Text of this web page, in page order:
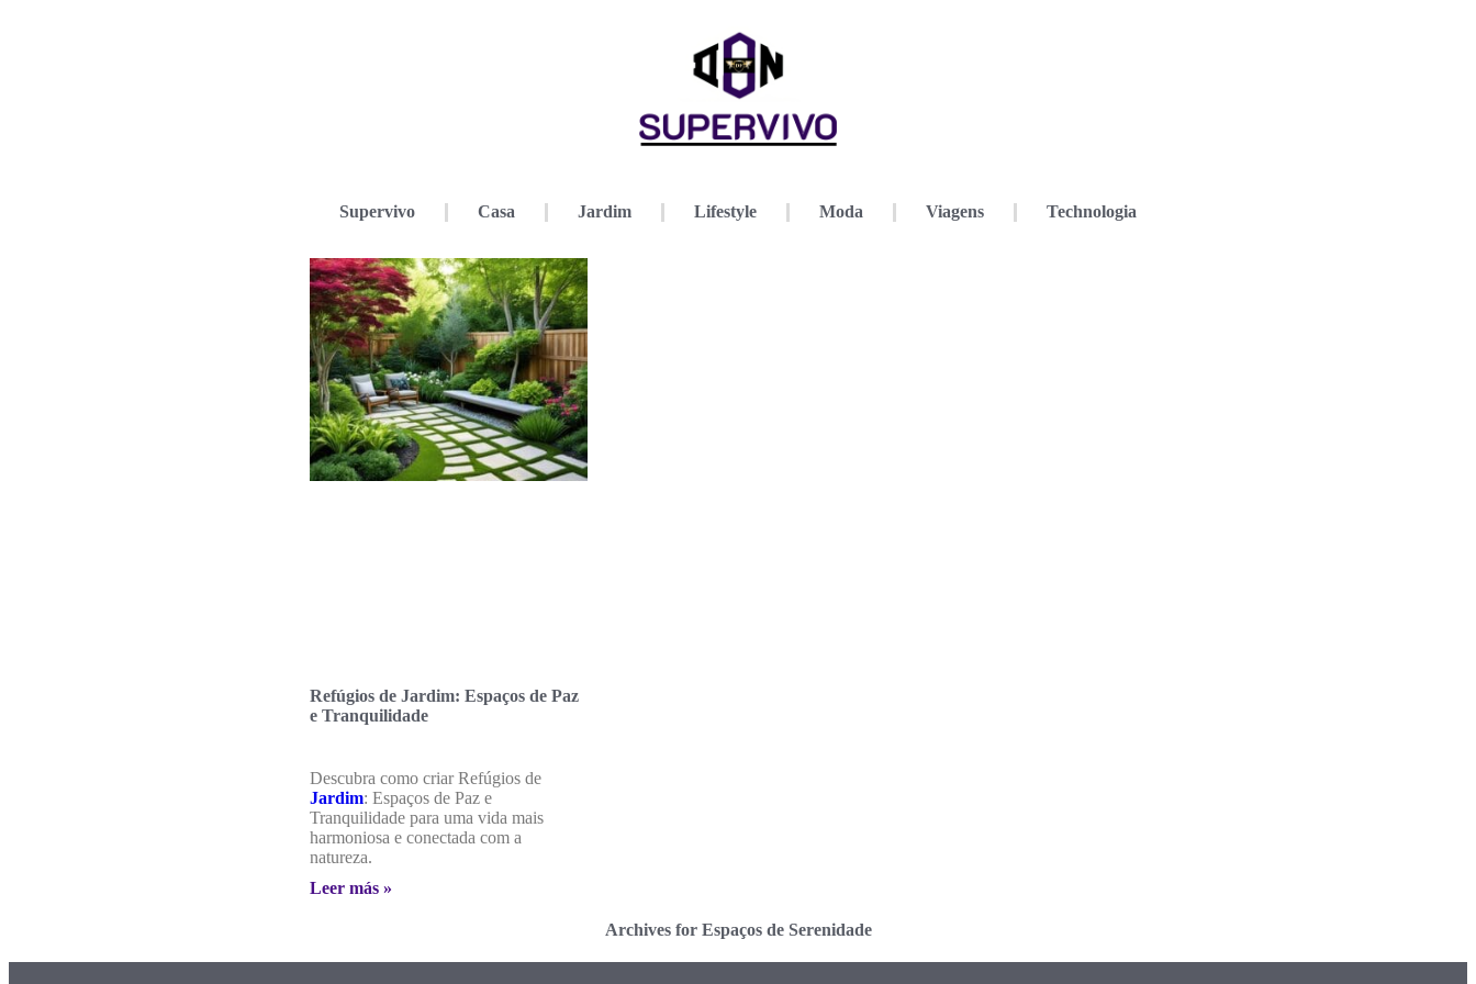
Supervivo Casa Jardim Lifestyle Moda Viagens Technologia
Refúgios de Jardim: Espaços de Paz
e Tranquilidade
Descubra como criar Refúgios de
Jardim: Espaços de Paz e
Tranquilidade para uma vida mais
harmoniosa e conectada com a
natureza.
Leer más »
Archives for Espaços de Serenidade